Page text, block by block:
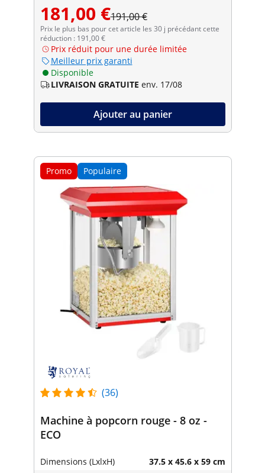
181,00 €191,00 €
Prix le plus bas pour cet article les 30 j précédant cette
réduction : 191,00 €
Prix réduit pour une durée limitée
Meilleur prix garanti
Disponible
LIVRAISON GRATUITE env. 17/08
Ajouter au panier
Promo Populaire
(36)
Machine à popcorn rouge - 8 oz -
ECO
Dimensions (LxlxH) 37.5 x 45.6 x 59 cm